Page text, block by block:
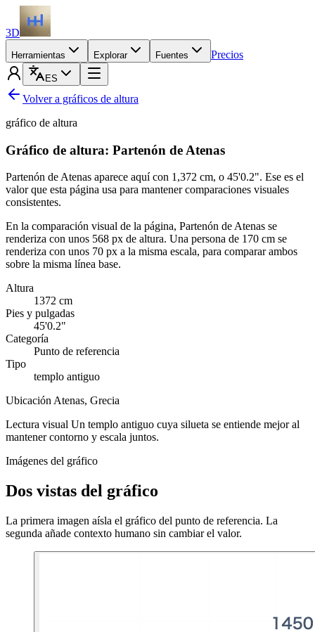
3D
Herramientas Explorar Fuentes Precios
ES
Volver a gráficos de altura
gráfico de altura
Gráfico de altura: Partenón de Atenas
Partenón de Atenas aparece aquí con 1,372 cm, o 45'0.2". Ese es el
valor que esta página usa para mantener comparaciones visuales
consistentes.
En la comparación visual de la página, Partenón de Atenas se
renderiza con unos 568 px de altura. Una persona de 170 cm se
renderiza con unos 70 px a la misma escala, para comparar ambos
sobre la misma línea base.
Altura
1372 cm
Pies y pulgadas
45'0.2"
Categoría
Punto de referencia
Tipo
templo antiguo
UbicaciónAtenas, Grecia
Lectura visual Un templo antiguo cuya silueta se entiende mejor al
mantener contorno y escala juntos.
Imágenes del gráfico
Dos vistas del gráfico
La primera imagen aísla el gráfico del punto de referencia. La
segunda añade contexto humano sin cambiar el valor.